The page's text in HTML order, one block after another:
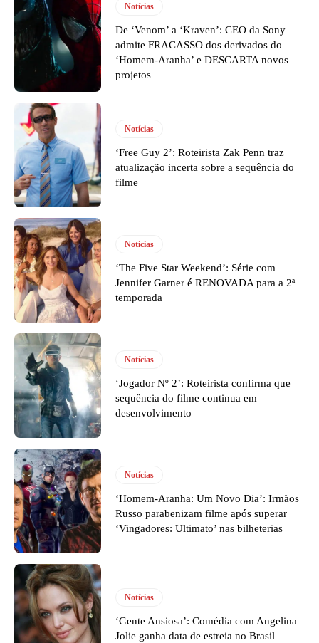
Notícias
De ‘Venom’ a ‘Kraven’: CEO da Sony
admite FRACASSO dos derivados do
‘Homem-Aranha’ e DESCARTA novos
projetos
Notícias
‘Free Guy 2’: Roteirista Zak Penn traz
atualização incerta sobre a sequência do
filme
Notícias
‘The Five Star Weekend’: Série com
Jennifer Garner é RENOVADA para a 2ª
temporada
Notícias
‘Jogador Nº 2’: Roteirista confirma que
sequência do filme continua em
desenvolvimento
Notícias
‘Homem-Aranha: Um Novo Dia’: Irmãos
Russo parabenizam filme após superar
‘Vingadores: Ultimato’ nas bilheterias
Notícias
‘Gente Ansiosa’: Comédia com Angelina
Jolie ganha data de estreia no Brasil